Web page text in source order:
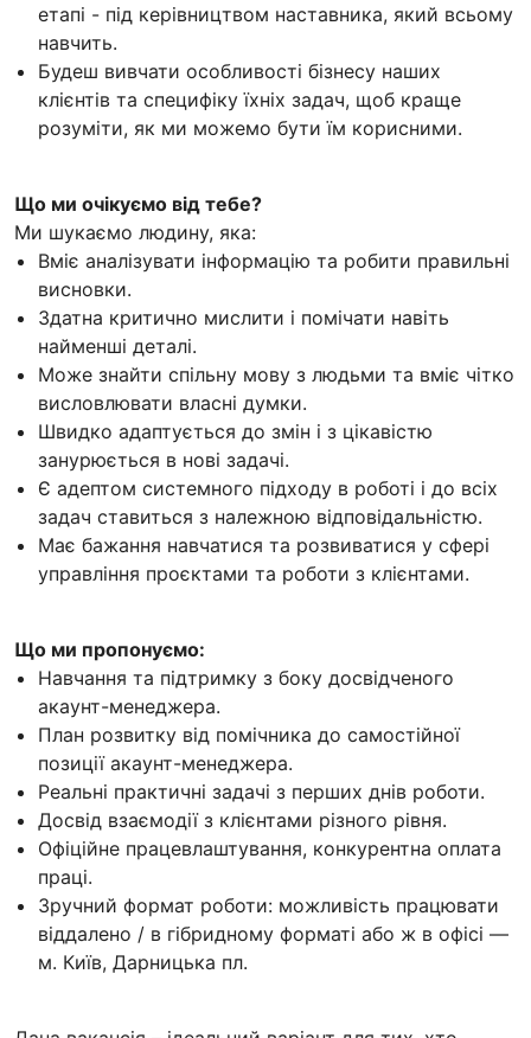
етапі - під керівництвом наставника, який всьому
навчить.
Будеш вивчати особливості бізнесу наших
клієнтів та специфіку їхніх задач, щоб краще
розуміти, як ми можемо бути їм корисними.
Що ми очікуємо від тебе?
Ми шукаємо людину, яка:
Вміє аналізувати інформацію та робити правильні
висновки.
Здатна критично мислити і помічати навіть
найменші деталі.
Може знайти спільну мову з людьми та вміє чітко
висловлювати власні думки.
Швидко адаптується до змін і з цікавістю
занурюється в нові задачі.
Є адептом системного підходу в роботі і до всіх
задач ставиться з належною відповідальністю.
Має бажання навчатися та розвиватися у сфері
управління проєктами та роботи з клієнтами.
Що ми пропонуємо:
Навчання та підтримку з боку досвідченого
акаунт-менеджера.
План розвитку від помічника до самостійної
позиції акаунт-менеджера.
Реальні практичні задачі з перших днів роботи.
Досвід взаємодії з клієнтами різного рівня.
Офіційне працевлаштування, конкурентна оплата
праці.
Зручний формат роботи: можливість працювати
віддалено / в гібридному форматі або ж в офісі —
м. Київ, Дарницька пл.